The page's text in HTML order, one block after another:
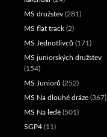
MS družstev (281)
MS flat track (2)
MS Jednotlivců (171)
MS juniorských družstev
(154)
MS Juniorů (252)
MS Na dlouhé dráze (367)
MS Na ledě (501)
SGP4 (11)